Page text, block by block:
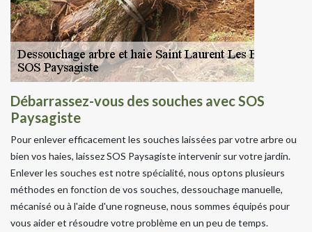
Débarrassez-vous des souches avec SOS
Paysagiste
Pour enlever efficacement les souches laissées par votre arbre ou
bien vos haies, laissez SOS Paysagiste intervenir sur votre jardin.
Enlever les souches est notre spécialité, nous optons plusieurs
méthodes en fonction de vos souches, dessouchage manuelle,
mécanisé ou à l'aide d'une rogneuse, nous sommes équipés pour
vous aider et résoudre votre problème en un peu de temps.